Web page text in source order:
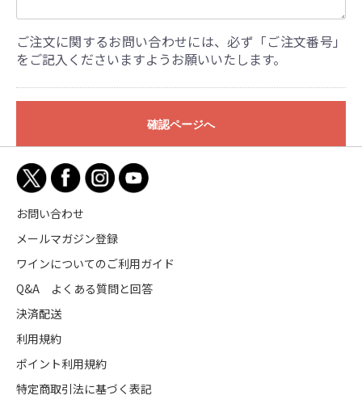
ご注文に関するお問い合わせには、必ず「ご注文番号」
をご記入くださいますようお願いいたします。
確認ページへ
お問い合わせ
メールマガジン登録
ワインについてのご利用ガイド
Q&A よくある質問と回答
決済配送
利用規約
ポイント利用規約
特定商取引法に基づく表記